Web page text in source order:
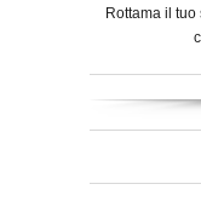
Rottama il